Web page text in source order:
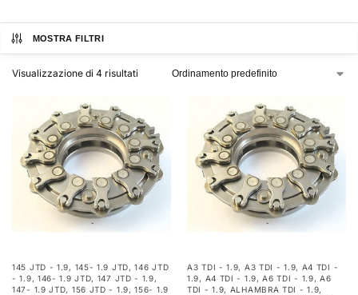
MOSTRA FILTRI
Visualizzazione di 4 risultati
145 JTD - 1.9, 145- 1.9 JTD,146 JTD
- 1.9, 146- 1.9 JTD, 147 JTD - 1.9,
147- 1.9 JTD, 156 JTD - 1.9,156- 1.9
A3 TDI - 1.9, A3 TDI - 1.9, A4 TDI -
1.9, A4 TDI - 1.9,A6 TDI - 1.9,A6
TDI - 1.9, ALHAMBRA TDI - 1.9,